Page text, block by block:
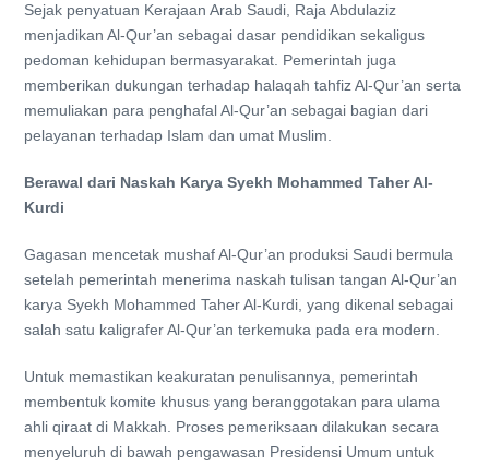
Sejak penyatuan Kerajaan Arab Saudi, Raja Abdulaziz
menjadikan Al-Qur’an sebagai dasar pendidikan sekaligus
pedoman kehidupan bermasyarakat. Pemerintah juga
memberikan dukungan terhadap halaqah tahfiz Al-Qur’an serta
memuliakan para penghafal Al-Qur’an sebagai bagian dari
pelayanan terhadap Islam dan umat Muslim.
Berawal dari Naskah Karya Syekh Mohammed Taher Al-
Kurdi
Gagasan mencetak mushaf Al-Qur’an produksi Saudi bermula
setelah pemerintah menerima naskah tulisan tangan Al-Qur’an
karya Syekh Mohammed Taher Al-Kurdi, yang dikenal sebagai
salah satu kaligrafer Al-Qur’an terkemuka pada era modern.
Untuk memastikan keakuratan penulisannya, pemerintah
membentuk komite khusus yang beranggotakan para ulama
ahli qiraat di Makkah. Proses pemeriksaan dilakukan secara
menyeluruh di bawah pengawasan Presidensi Umum untuk